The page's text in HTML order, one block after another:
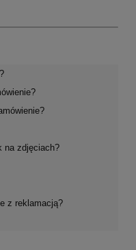
na zdjęciach?
z reklamacją?